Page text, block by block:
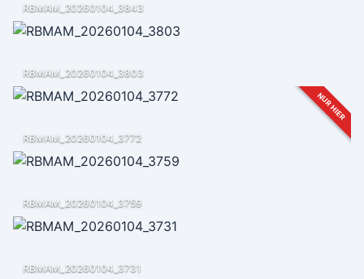
RBMAM_20260104_3843
RBMAM_20260104_3803
NUR HIER
RBMAM_20260104_3772
RBMAM_20260104_3759
RBMAM_20260104_3731